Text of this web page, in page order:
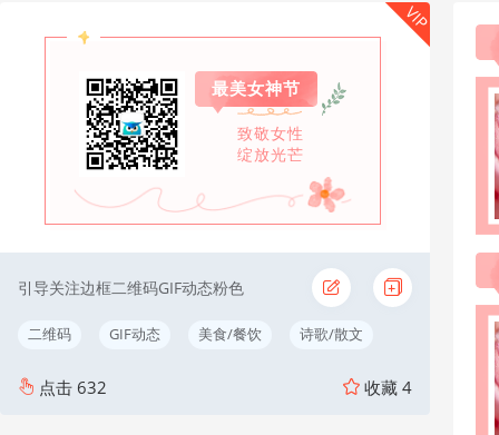
最美女神节
致敬女性
绽放光芒
引导关注边框二维码GIF动态粉色
二维码 GIF动态 美食/餐饮 诗歌/散文
点击 632 收藏 4
VIP